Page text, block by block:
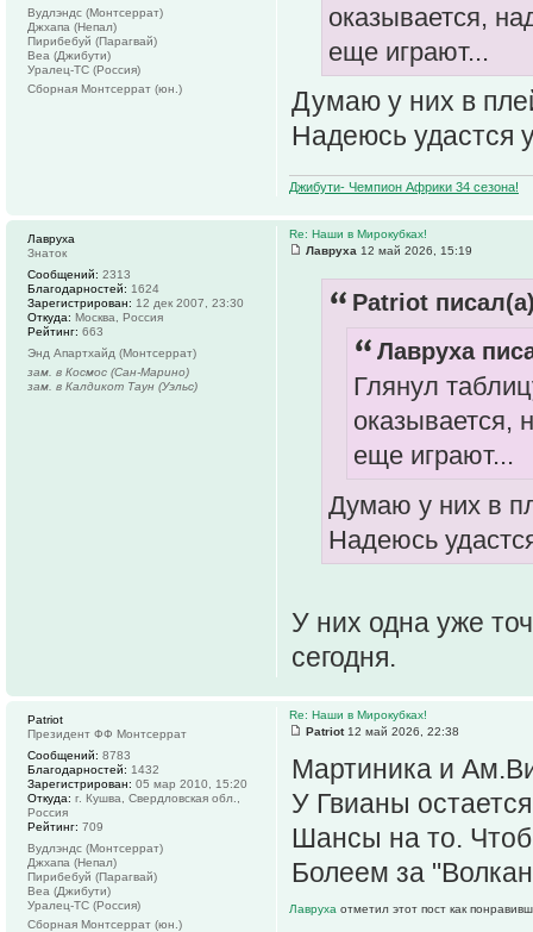
оказывается,
еще играют...
Думаю у них в
Надеюсь удастся
Джибути- Чемпион Африки 34 сезона!
Вудлэндс (Монтсеррат)
Джхапа (Непал)
Пирибебуй (Парагвай)
Веа (Джибути)
Уралец-ТС (Россия)
Сборная Монтсеррат (юн.)
Re: Наши в Мирокубках!
Лавруха 12 май 2026, 15:19
Patriot
Лавруха
Глянул
оказывается,
еще играют...
Думаю у них в
Надеюсь
У них одна уже
сегодня.
Лавруха
Знаток
Сообщений: 2313
Благодарностей: 1624
Зарегистрирован: 12 дек 2007, 23:30
Откуда: Москва, Россия
Рейтинг: 663
Энд Апартхайд (Монтсеррат)
зам. в Космос (Сан-Марино)
зам. в Калдикот Таун (Уэльс)
Re: Наши в Мирокубках!
Patriot12 май 2026, 22:38
Мартиника и
У Гвианы
Шансы на то.
Болеем за
Лавруха отметил этот пост как
Patriot
Президент ФФ Монтсеррат
Сообщений: 8783
Благодарностей: 1432
Зарегистрирован: 05 мар 2010, 15:20
Откуда: г. Кушва, Свердловская обл.,
Россия
Рейтинг: 709
Вудлэндс (Монтсеррат)
Джхапа (Непал)
Пирибебуй (Парагвай)
Веа (Джибути)
Уралец-ТС (Россия)
Сборная Монтсеррат (юн.)